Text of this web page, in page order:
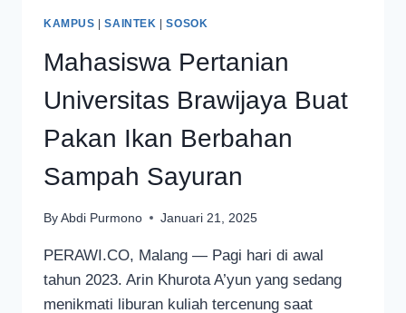
KAMPUS |SAINTEK |SOSOK
Mahasiswa Pertanian
Universitas Brawijaya Buat
Pakan Ikan Berbahan
Sampah Sayuran
By Abdi Purmono Januari 21, 2025
PERAWI.CO, Malang — Pagi hari di awal
tahun 2023. Arin Khurota A’yun yang sedang
menikmati liburan kuliah tercenung saat